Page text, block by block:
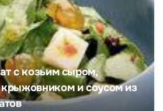
с козьим сыром,
и соусом из